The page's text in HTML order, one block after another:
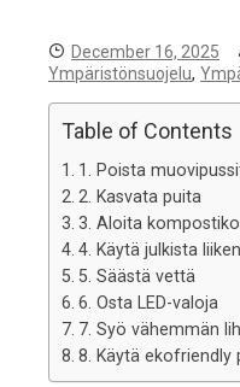
December 16, 2025
Ympäristönsuojelu,
Table of Contents
1. Poista
2. Kasvata puita
3. Aloita
4. Käytä julkista
5. Säästä vettä
6. Osta LED-valoja
7. Syö vähemmän
8. Käytä ekofriendly